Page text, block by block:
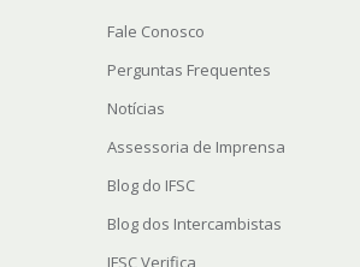
Fale Conosco
Perguntas Frequentes
Notícias
Assessoria de Imprensa
Blog do IFSC
Blog dos Intercambistas
IFSC Verifica